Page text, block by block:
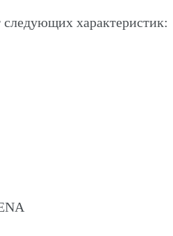
характеристик: